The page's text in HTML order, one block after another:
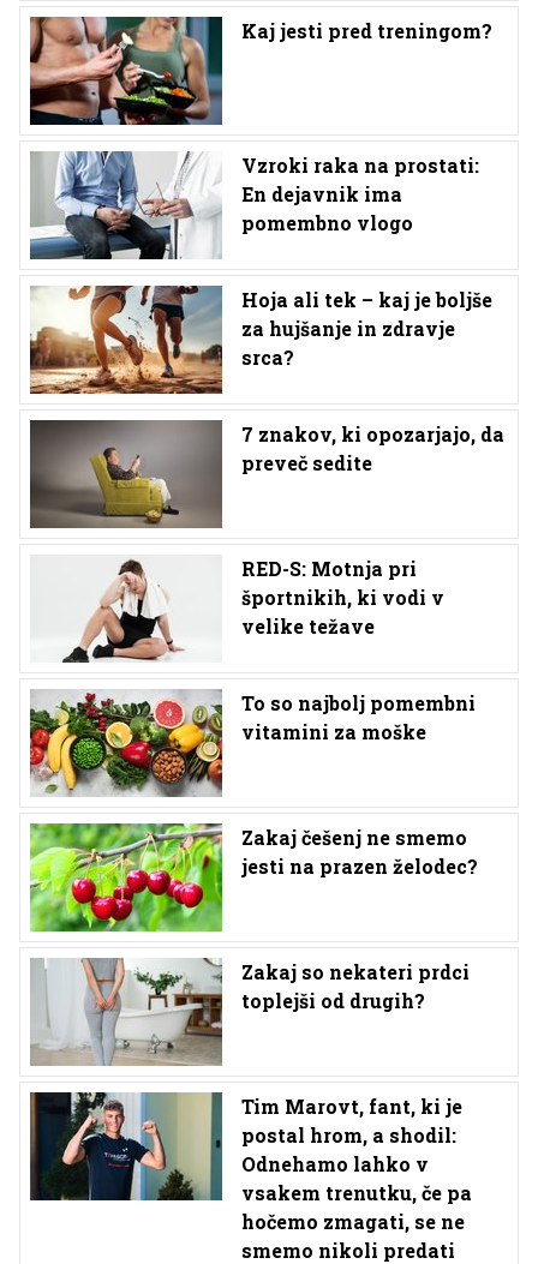
Kaj jesti pred treningom?
Vzroki raka na prostati:
En dejavnik ima
pomembno vlogo
Hoja ali tek – kaj je boljše
za hujšanje in zdravje
srca?
7 znakov, ki opozarjajo, da
preveč sedite
RED-S: Motnja pri
športnikih, ki vodi v
velike težave
To so najbolj pomembni
vitamini za moške
Zakaj češenj ne smemo
jesti na prazen želodec?
Zakaj so nekateri prdci
toplejši od drugih?
Tim Marovt, fant, ki je
postal hrom, a shodil:
Odnehamo lahko v
vsakem trenutku, če pa
hočemo zmagati, se ne
smemo nikoli predati